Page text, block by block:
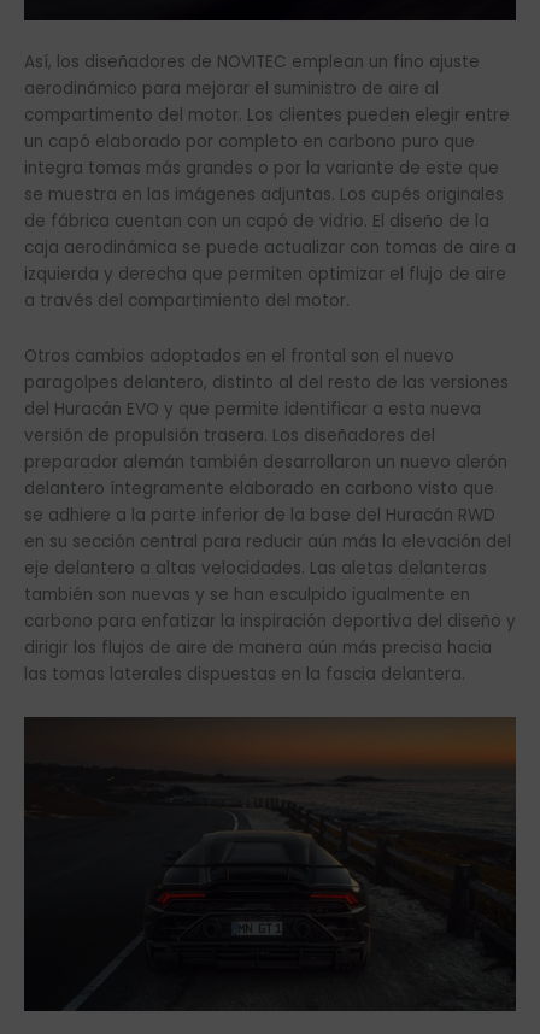
Así, los diseñadores de NOVITEC emplean un fino ajuste
aerodinámico para mejorar el suministro de aire al
compartimento del motor. Los clientes pueden elegir entre
un capó elaborado por completo en carbono puro que
integra tomas más grandes o por la variante de este que
se muestra en las imágenes adjuntas. Los cupés originales
de fábrica cuentan con un capó de vidrio. El diseño de la
caja aerodinámica se puede actualizar con tomas de aire a
izquierda y derecha que permiten optimizar el flujo de aire
a través del compartimiento del motor.
Otros cambios adoptados en el frontal son el nuevo
paragolpes delantero, distinto al del resto de las versiones
del Huracán EVO y que permite identificar a esta nueva
versión de propulsión trasera. Los diseñadores del
preparador alemán también desarrollaron un nuevo alerón
delantero íntegramente elaborado en carbono visto que
se adhiere a la parte inferior de la base del Huracán RWD
en su sección central para reducir aún más la elevación del
eje delantero a altas velocidades. Las aletas delanteras
también son nuevas y se han esculpido igualmente en
carbono para enfatizar la inspiración deportiva del diseño y
dirigir los flujos de aire de manera aún más precisa hacia
las tomas laterales dispuestas en la fascia delantera.